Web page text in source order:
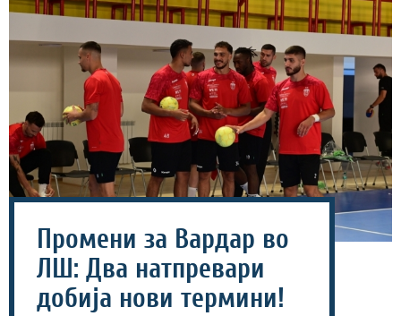
Промени за Вардар во
ЛШ: Два натпревари
добија нови термини!